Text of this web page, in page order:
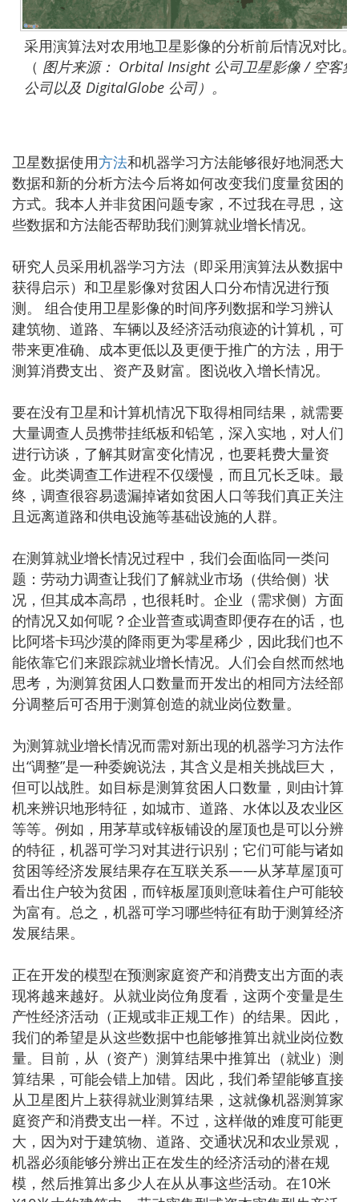
采用演算法对农用地卫星影像的分析前后情况对比。
（ 图片来源： Orbital Insight 公司卫星影像 / 空客
公司以及 DigitalGlobe 公司）。
卫星数据使用方法和机器学习方法能够很好地洞悉大
数据和新的分析方法今后将如何改变我们度量贫困的
方式。我本人并非贫困问题专家，不过我在寻思，这
些数据和方法能否帮助我们测算就业增长情况。
研究人员采用机器学习方法（即采用演算法从数据中
获得启示）和卫星影像对贫困人口分布情况进行预
测。 组合使用卫星影像的时间序列数据和学习辨认
建筑物、道路、车辆以及经济活动痕迹的计算机，可
带来更准确、成本更低以及更便于推广的方法，用于
测算消费支出、资产及财富。图说收入增长情况。
要在没有卫星和计算机情况下取得相同结果，就需要
大量调查人员携带挂纸板和铅笔，深入实地，对人们
进行访谈，了解其财富变化情况，也要耗费大量资
金。此类调查工作进程不仅缓慢，而且冗长乏味。最
终，调查很容易遗漏掉诸如贫困人口等我们真正关注
且远离道路和供电设施等基础设施的人群。
在测算就业增长情况过程中，我们会面临同一类问
题：劳动力调查让我们了解就业市场（供给侧）状
况，但其成本高昂，也很耗时。企业（需求侧）方面
的情况又如何呢？企业普查或调查即便存在的话，也
比阿塔卡玛沙漠的降雨更为零星稀少，因此我们也不
能依靠它们来跟踪就业增长情况。人们会自然而然地
思考，为测算贫困人口数量而开发出的相同方法经部
分调整后可否用于测算创造的就业岗位数量。
为测算就业增长情况而需对新出现的机器学习方法作
出“调整”是一种委婉说法，其含义是相关挑战巨大，
但可以战胜。如目标是测算贫困人口数量，则由计算
机来辨识地形特征，如城市、道路、水体以及农业区
等等。例如，用茅草或锌板铺设的屋顶也是可以分辨
的特征，机器可学习对其进行识别；它们可能与诸如
贫困等经济发展结果存在互联关系——从茅草屋顶可
看出住户较为贫困，而锌板屋顶则意味着住户可能较
为富有。总之，机器可学习哪些特征有助于测算经济
发展结果。
正在开发的模型在预测家庭资产和消费支出方面的表
现将越来越好。从就业岗位角度看，这两个变量是生
产性经济活动（正规或非正规工作）的结果。因此，
我们的希望是从这些数据中也能够推算出就业岗位数
量。目前，从（资产）测算结果中推算出（就业）测
算结果，可能会错上加错。因此，我们希望能够直接
从卫星图片上获得就业测算结果，这就像机器测算家
庭资产和消费支出一样。不过，这样做的难度可能更
大，因为对于建筑物、道路、交通状况和农业景观，
机器必须能够分辨出正在发生的经济活动的潜在规
模，然后推算出多少人在从从事这些活动。在10米